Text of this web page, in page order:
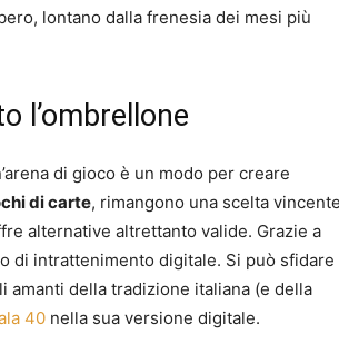
lontano dalla frenesia dei mesi più
l’ombrellone
di gioco è un modo per creare
di carte, rimangono una scelta vincente
alternative altrettanto valide. Grazie a
di intrattenimento digitale. Si può sfidare
amanti della tradizione italiana (e della
40 nella sua versione digitale.